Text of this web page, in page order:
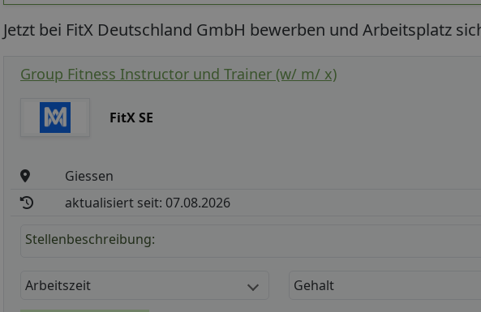
Jetzt bei FitX Deutschland GmbH bewerben und Arbeitsplatz
Group Fitness Instructor und Trainer (w/ m/ x)
FitX SE
Giessen
aktualisiert seit: 07.08.2026
Stellenbeschreibung:
Arbeitszeit Gehalt